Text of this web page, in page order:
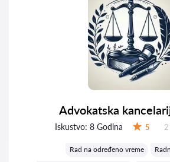
Advokatska
Iskustvo: 8 Godina 5
Rad na određeno vreme